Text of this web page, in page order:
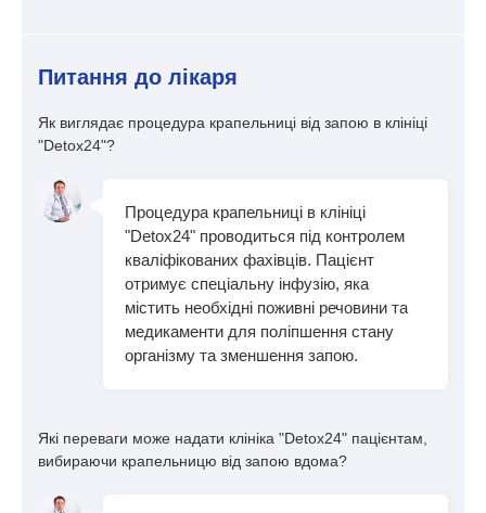
Питання до лікаря
Як виглядає процедура крапельниці від запою в клініці
"Detox24"?
Процедура крапельниці в клініці
"Detox24" проводиться під контролем
кваліфікованих фахівців. Пацієнт
отримує спеціальну інфузію, яка
містить необхідні поживні речовини та
медикаменти для поліпшення стану
організму та зменшення запою.
Які переваги може надати клініка "Detox24" пацієнтам,
вибираючи крапельницю від запою вдома?